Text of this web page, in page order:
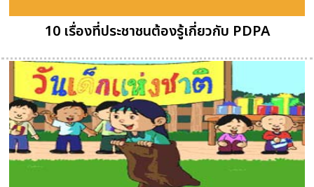
10 เรื่องที่ประชาชนต้องรู้เกี่ยวกับ PDPA